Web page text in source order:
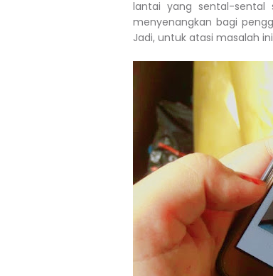
lantai yang sental-sental
menyenangkan bagi
Jadi, untuk atasi masalah